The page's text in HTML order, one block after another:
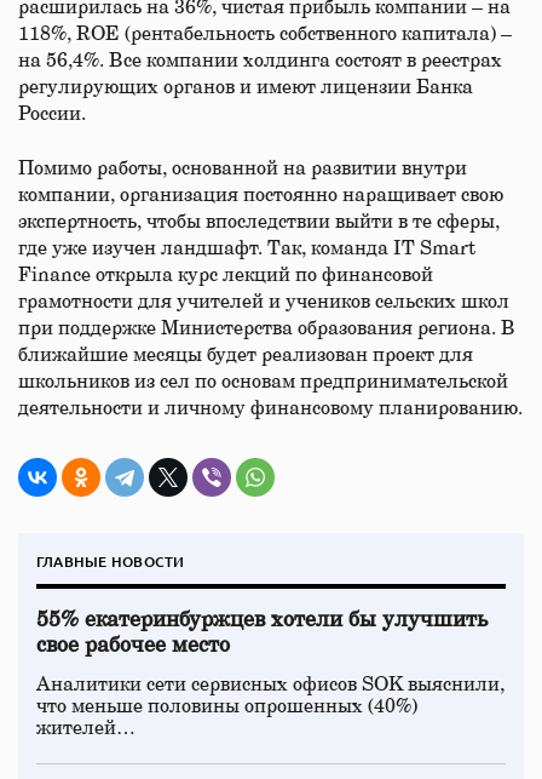
расширилась на 36%, чистая прибыль компании – на
118%, ROE (рентабельность собственного капитала) –
на 56,4%. Все компании холдинга состоят в реестрах
регулирующих органов и имеют лицензии Банка
России.
Помимо работы, основанной на развитии внутри
компании, организация постоянно наращивает свою
экспертность, чтобы впоследствии выйти в те сферы,
где уже изучен ландшафт. Так, команда IT Smart
Finance открыла курс лекций по финансовой
грамотности для учителей и учеников сельских школ
при поддержке Министерства образования региона. В
ближайшие месяцы будет реализован проект для
школьников из сел по основам предпринимательской
деятельности и личному финансовому планированию.
ГЛАВНЫЕ НОВОСТИ
55% екатеринбуржцев хотели бы улучшить
свое рабочее место
Аналитики сети сервисных офисов SOK выяснили,
что меньше половины опрошенных (40%)
жителей…